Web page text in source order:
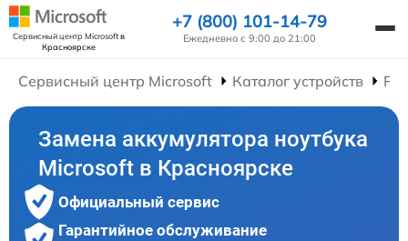
Сервисный центр Microsoftв
Красноярске
+7 (800) 101-14-79
Ежедневно с 9:00 до 21:00
Сервисный центр Microsoft Каталог устройств
Замена аккумулятора ноутбука
Microsoft в Красноярске
Официальный сервис
Гарантийное обслуживание